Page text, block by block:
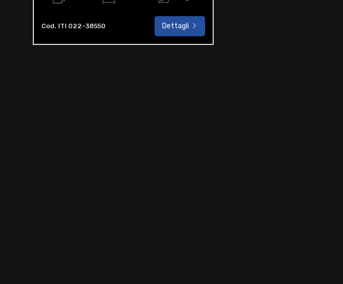
Cod. ITI 022-38550 Dettagli